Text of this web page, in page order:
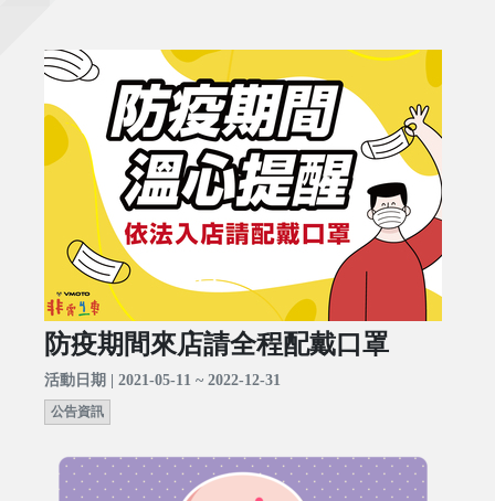
防疫期間來店請全程配戴口罩
活動日期 | 2021-05-11 ~ 2022-12-31
公告資訊